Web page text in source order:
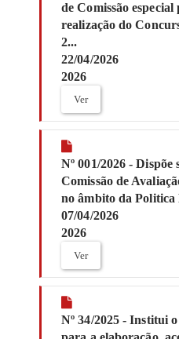
de Comissão
realização do
2...
22/04/2026
2026
Ver
Nº 001/2026 - Dispõe
Comissão de
no âmbito da
07/04/2026
2026
Ver
Nº 34/2025 - Institui